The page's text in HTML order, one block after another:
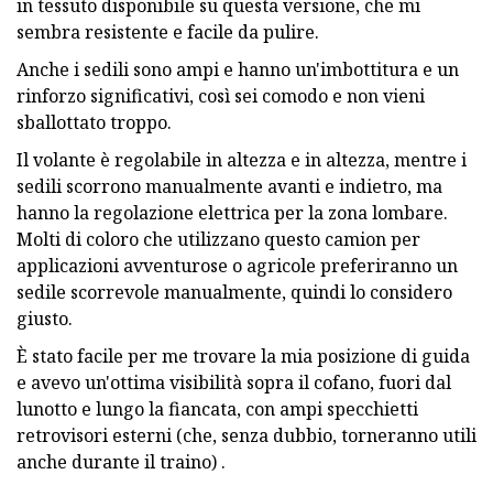
in tessuto disponibile su questa versione, che mi
sembra resistente e facile da pulire.
Anche i sedili sono ampi e hanno un'imbottitura e un
rinforzo significativi, così sei comodo e non vieni
sballottato troppo.
Il volante è regolabile in altezza e in altezza, mentre i
sedili scorrono manualmente avanti e indietro, ma
hanno la regolazione elettrica per la zona lombare.
Molti di coloro che utilizzano questo camion per
applicazioni avventurose o agricole preferiranno un
sedile scorrevole manualmente, quindi lo considero
giusto.
È stato facile per me trovare la mia posizione di guida
e avevo un'ottima visibilità sopra il cofano, fuori dal
lunotto e lungo la fiancata, con ampi specchietti
retrovisori esterni (che, senza dubbio, torneranno utili
anche durante il traino) .